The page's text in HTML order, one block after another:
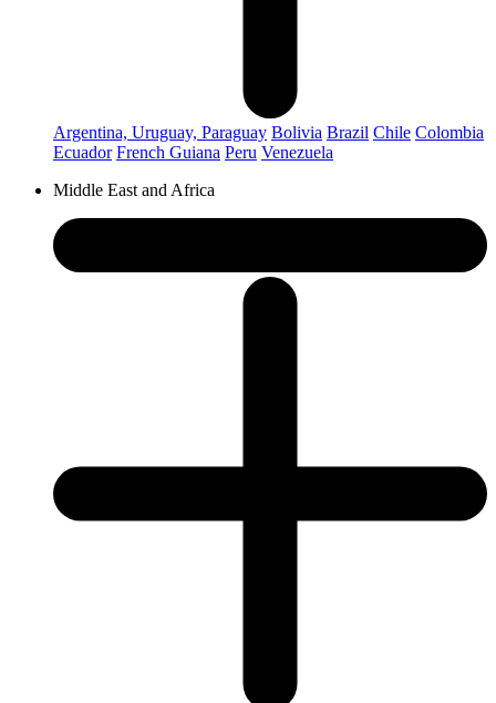
Argentina, Uruguay, Paraguay Bolivia Brazil Chile Colombia
Ecuador French Guiana Peru Venezuela
Middle East and Africa